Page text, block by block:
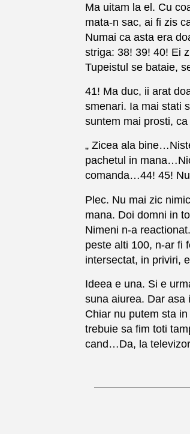
Ma uitam la el. Cu
mata-n sac, ai fi zis
Numai ca asta era
striga: 38! 39! 40! Ei
Tupeistul se bataie,
41! Ma duc, ii arat
smenari. Ia mai stati
suntem mai prosti,
„ Zicea ala
pachetul in
comanda…44! 45!
Plec. Nu mai zic
mana. Doi domni in
Nimeni n-a
peste alti 100, n-ar fi
intersectat, in priviri,
Ideea e una. Si e
suna aiurea. Dar
Chiar nu putem sta
trebuie sa fim toti
cand…Da, la